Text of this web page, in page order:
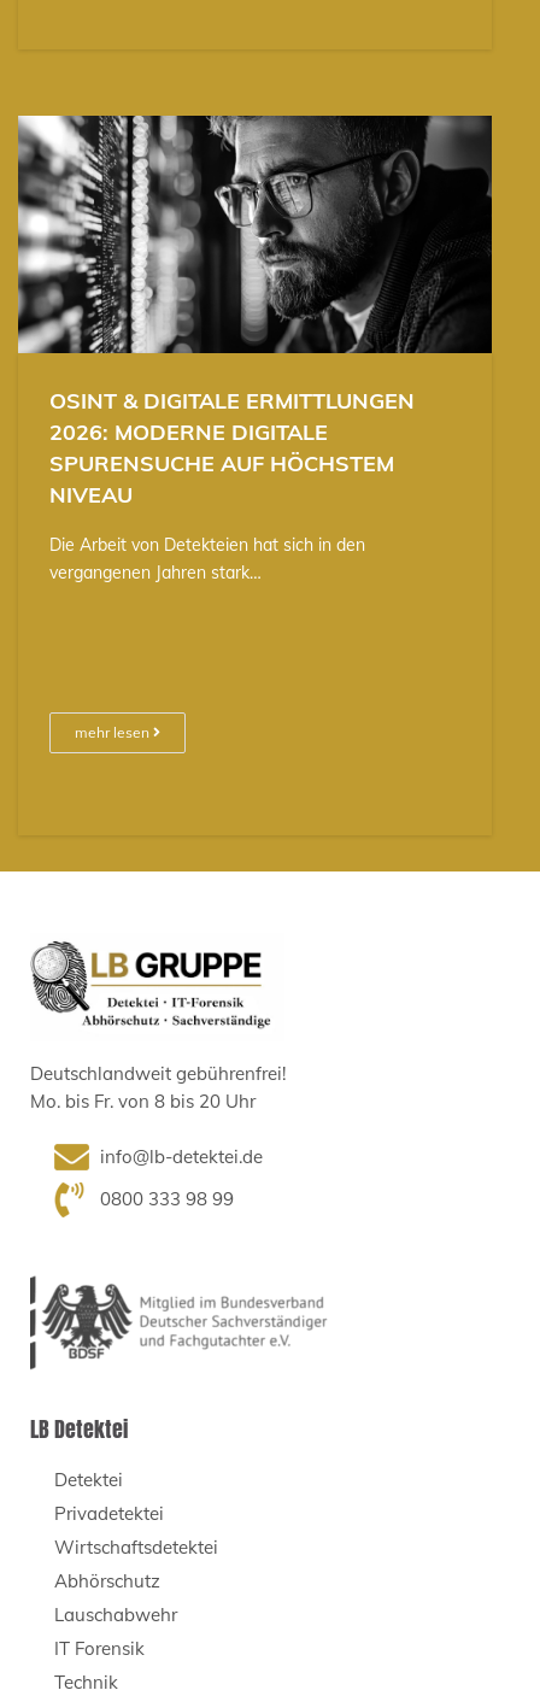
OSINT & DIGITALE ERMITTLUNGEN
2026: MODERNE DIGITALE
SPURENSUCHE AUF HÖCHSTEM
NIVEAU
Die Arbeit von Detekteien hat sich in den
vergangenen Jahren stark…
mehr lesen
Deutschlandweit gebührenfrei!
Mo. bis Fr. von 8 bis 20 Uhr
info@lb-detektei.de
0800 333 98 99
LB Detektei
Detektei
Privadetektei
Wirtschaftsdetektei
Abhörschutz
Lauschabwehr
IT Forensik
Technik